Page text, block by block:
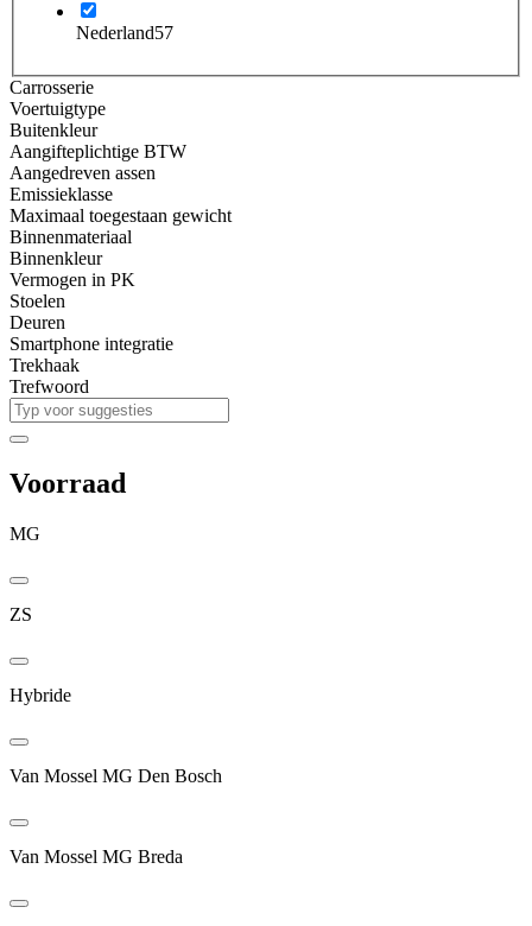
Nederland57
Carrosserie
Voertuigtype
Buitenkleur
Aangifteplichtige BTW
Aangedreven assen
Emissieklasse
Maximaal toegestaan gewicht
Binnenmateriaal
Binnenkleur
Vermogen in PK
Stoelen
Deuren
Smartphone integratie
Trekhaak
Trefwoord
Voorraad
MG
ZS
Hybride
Van Mossel MG Den Bosch
Van Mossel MG Breda